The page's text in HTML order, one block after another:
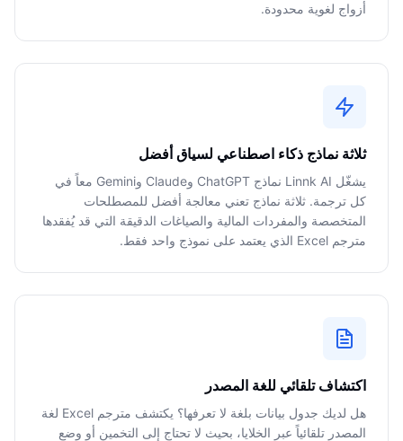
أزواج لغوية محدودة.
ثلاثة نماذج ذكاء اصطناعي لسياق أفضل
يشغّل Linnk AI نماذج ChatGPT وClaude وGemini معاً في
كل ترجمة. ثلاثة نماذج تعني معالجة أفضل للمصطلحات
المتخصصة والمفردات المالية والصياغات الدقيقة التي قد يُفقدها
مترجم Excel الذي يعتمد على نموذج واحد فقط.
اكتشاف تلقائي للغة المصدر
هل لديك جدول بيانات بلغة لا تعرفها؟ يكتشف مترجم Excel لغة
المصدر تلقائياً عبر الخلايا، بحيث لا تحتاج إلى التخمين أو وضع